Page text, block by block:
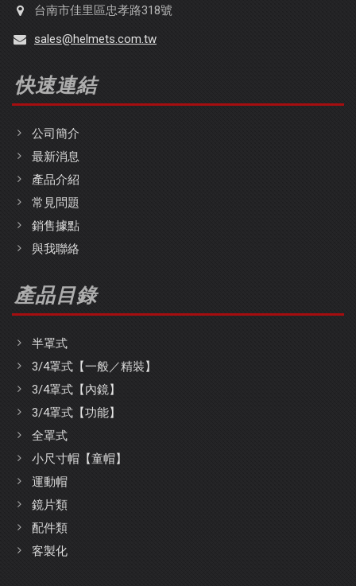
台南市佳里區忠孝路318號
sales@helmets.com.tw
快速連結
公司簡介
最新消息
產品介紹
常見問題
銷售據點
與我聯絡
產品目錄
半罩式
3/4罩式【一般／精裝】
3/4罩式【內鏡】
3/4罩式【功能】
全罩式
小尺寸帽【童帽】
運動帽
鏡片類
配件類
客製化